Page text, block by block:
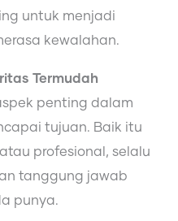
untuk menjadi
kewalahan.
Termudah
penting dalam
tujuan. Baik itu
profesional, selalu
tanggung jawab
punya.